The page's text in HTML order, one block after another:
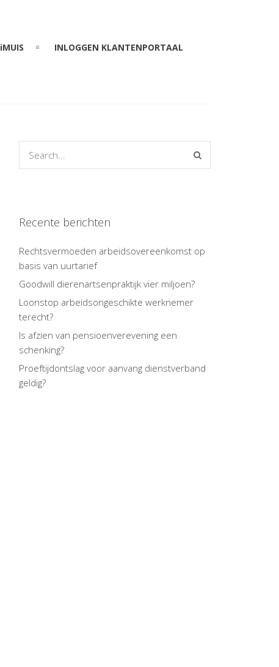
iMUIS INLOGGEN KLANTENPORTAAL
Recente berichten
Rechtsvermoeden arbeidsovereenkomst op
basis van uurtarief
Goodwill dierenartsenpraktijk vier miljoen?
Loonstop arbeidsongeschikte werknemer
terecht?
Is afzien van pensioenverevening een
schenking?
Proeftijdontslag voor aanvang dienstverband
geldig?